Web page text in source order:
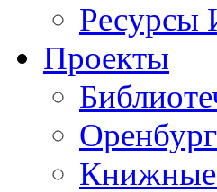
Ресурсы
Проекты
Книжные